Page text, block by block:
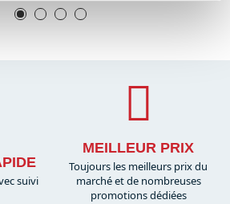
suivi
MEILLEUR PRIX
Toujours les meilleurs prix du
marché et de nombreuses
promotions dédiées